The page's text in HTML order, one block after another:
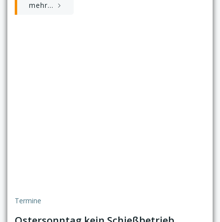
mehr...
Termine